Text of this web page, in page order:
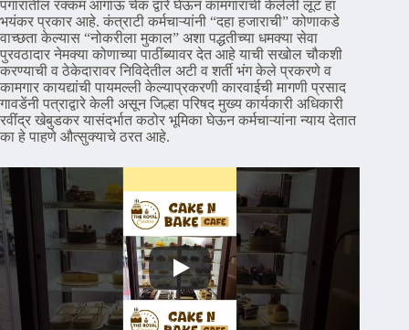
पगारातील रक्कम आगाऊ चेक द्वारे घेऊन कामगारांची केलेली लूट हा
भयंकर प्रकार आहे. कंत्राटी कर्मचाऱ्यांनी “दहा हजाराची” कोणाकडे
वाच्छता केल्यास “नोकरीला मुकाल” अशा पद्धतीच्या धमक्या सेवा
पुरवठादार नेमक्या कोणाच्या पाठींब्यावर देत आहे याची सखोल चौकशी
करण्याची व ठेकेदारावर निविदेतील अटी व शर्ती भंग केले प्रकरणे व
कामगार कायद्यांची पायमल्ली केल्याप्रकरणी कारवाईची मागणी प्रसाद
गावडेंनी पत्राद्वारे केली असून जिल्हा परिषद मुख्य कार्यकारी अधिकारी
रवींद्र खेबुडकर यासंदर्भात कठोर भूमिका घेऊन कर्मचाऱ्यांना न्याय देतात
का हे पाहणे औत्सुक्याचे ठरत आहे.